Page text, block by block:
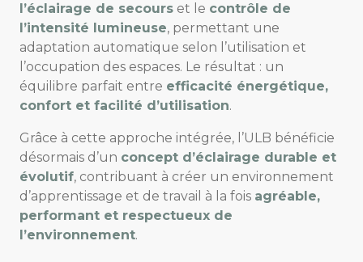
l’éclairage de secours et le contrôle de
l’intensité lumineuse, permettant une
adaptation automatique selon l’utilisation et
l’occupation des espaces. Le résultat : un
équilibre parfait entre efficacité énergétique,
confort et facilité d’utilisation.
Grâce à cette approche intégrée, l’ULB bénéficie
désormais d’un concept d’éclairage durable et
évolutif, contribuant à créer un environnement
d’apprentissage et de travail à la fois agréable,
performant et respectueux de
l’environnement.